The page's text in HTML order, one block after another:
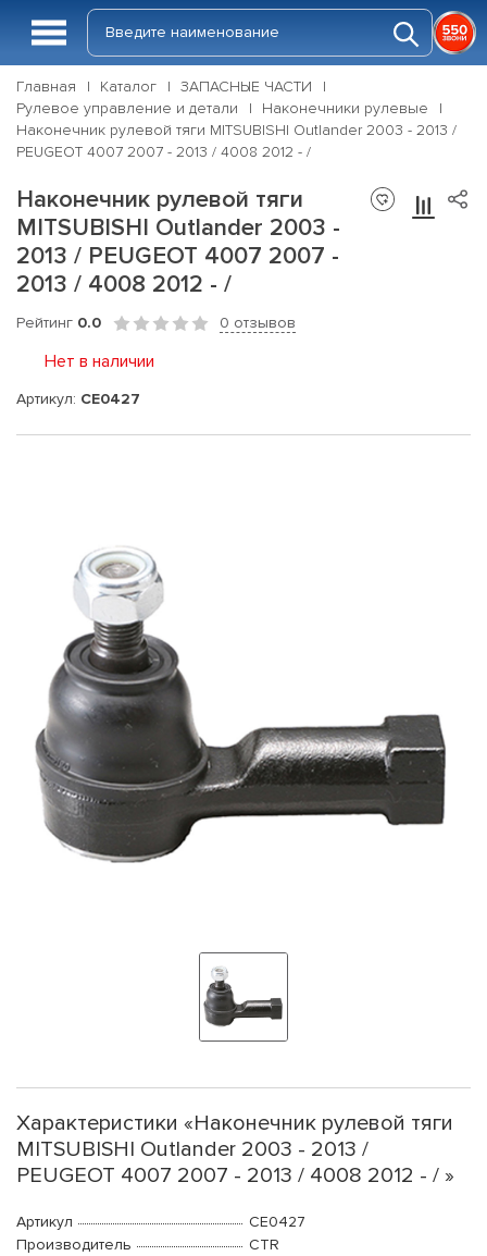
Главная Каталог
ЗАПАСНЫЕ ЧАСТИ
Рулевое управление и детали
Наконечники рулевые
Наконечник рулевой тяги MITSUBISHI Outlander 2003 - 2013 /
PEUGEOT 4007 2007 - 2013 / 4008 2012 - /
Наконечник рулевой тяги
MITSUBISHI Outlander 2003 -
2013 / PEUGEOT 4007 2007 -
2013 / 4008 2012 - /
Рейтинг 0.0 0 отзывов
Нет в наличии
Артикул: CE0427
Характеристики «Наконечник рулевой тяги
MITSUBISHI Outlander 2003 - 2013 /
PEUGEOT 4007 2007 - 2013 / 4008 2012 - / »
Артикул
CE0427
Производитель
CTR